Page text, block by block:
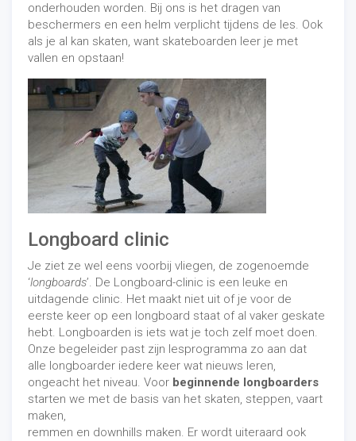
onderhouden worden. Bij ons is het dragen van
beschermers en een helm verplicht tijdens de les. Ook
als je al kan skaten, want skateboarden leer je met
vallen en opstaan!
Longboard clinic
Je ziet ze wel eens voorbij vliegen, de zogenoemde
‘longboards’. De Longboard-clinic is een leuke en
uitdagende clinic. Het maakt niet uit of je voor de
eerste keer op een longboard staat of al vaker geskate
hebt. Longboarden is iets wat je toch zelf moet doen.
Onze begeleider past zijn lesprogramma zo aan dat
alle longboarder iedere keer wat nieuws leren,
ongeacht het niveau. Voor beginnende longboarders
starten we met de basis van het skaten, steppen, vaart
maken,
remmen en downhills maken. Er wordt uiteraard ook